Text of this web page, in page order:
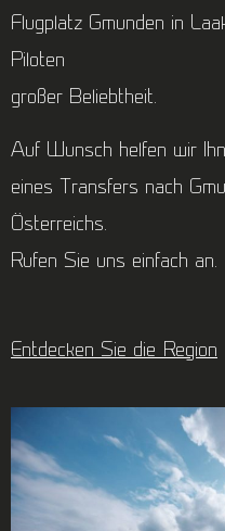
Flugplatz Gmunden in
Piloten
großer Beliebtheit.
Auf Wunsch helfen wir
eines Transfers nach
Österreichs.
Rufen Sie uns einfach an.
Entdecken Sie die Region